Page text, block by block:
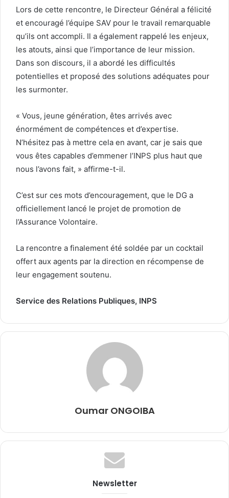
Lors de cette rencontre, le Directeur Général a félicité
et encouragé l’équipe SAV pour le travail remarquable
qu’ils ont accompli. Il a également rappelé les enjeux,
les atouts, ainsi que l’importance de leur mission.
Dans son discours, il a abordé les difficultés
potentielles et proposé des solutions adéquates pour
les surmonter.
« Vous, jeune génération, êtes arrivés avec
énormément de compétences et d’expertise.
N’hésitez pas à mettre cela en avant, car je sais que
vous êtes capables d’emmener l’INPS plus haut que
nous l’avons fait, » affirme-t-il.
C’est sur ces mots d’encouragement, que le DG a
officiellement lancé le projet de promotion de
l’Assurance Volontaire.
La rencontre a finalement été soldée par un cocktail
offert aux agents par la direction en récompense de
leur engagement soutenu.
Service des Relations Publiques, INPS
Oumar ONGOIBA
Newsletter